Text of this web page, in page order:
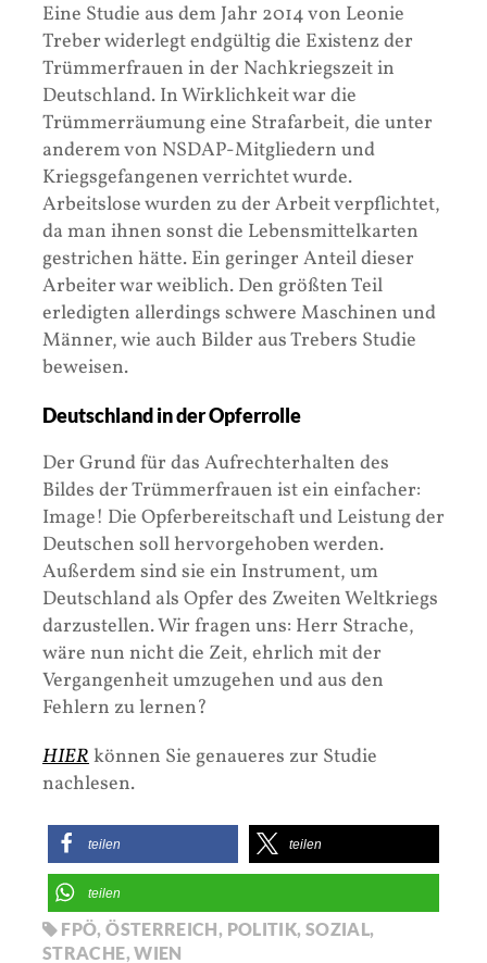
Eine Studie aus dem Jahr 2014 von Leonie
Treber widerlegt endgültig die Existenz der
Trümmerfrauen in der Nachkriegszeit in
Deutschland. In Wirklichkeit war die
Trümmerräumung eine Strafarbeit, die unter
anderem von NSDAP-Mitgliedern und
Kriegsgefangenen verrichtet wurde.
Arbeitslose wurden zu der Arbeit verpflichtet,
da man ihnen sonst die Lebensmittelkarten
gestrichen hätte. Ein geringer Anteil dieser
Arbeiter war weiblich. Den größten Teil
erledigten allerdings schwere Maschinen und
Männer, wie auch Bilder aus Trebers Studie
beweisen.
Deutschland in der Opferrolle
Der Grund für das Aufrechterhalten des
Bildes der Trümmerfrauen ist ein einfacher:
Image! Die Opferbereitschaft und Leistung der
Deutschen soll hervorgehoben werden.
Außerdem sind sie ein Instrument, um
Deutschland als Opfer des Zweiten Weltkriegs
darzustellen. Wir fragen uns: Herr Strache,
wäre nun nicht die Zeit, ehrlich mit der
Vergangenheit umzugehen und aus den
Fehlern zu lernen?
HIERkönnen Sie genaueres zur Studie
nachlesen.
teilen teilen
teilen
FPÖ,ÖSTERREICH, POLITIK, SOZIAL,
STRACHE,WIEN